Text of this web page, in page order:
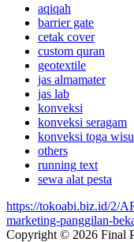
aqiqah
barrier gate
cetak cover
custom quran
geotextile
jas almamater
jas lab
konveksi
konveksi seragam
konveksi toga
others
running text
sewa alat pesta
https://tokoabi.biz.id/2/
marketing-panggilan-
Copyright © 2026 Final